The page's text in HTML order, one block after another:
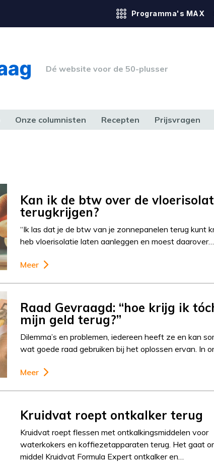
Programma's MAX
Dé website voor de 50-plusser
Onze columnisten Recepten Prijsvragen
Kan ik de btw over de
terugkrijgen?
“Ik las dat je de btw van je zonnepanelen terug kunt
heb vloerisolatie laten aanleggen en moest daarover…
Meer
Raad Gevraagd: “hoe krijg ik
mijn geld terug?”
Dilemma’s en problemen, iedereen heeft ze en kan
wat goede raad gebruiken bij het oplossen ervan. In
Meer
Kruidvat roept ontkalker terug
Kruidvat roept flessen met ontkalkingsmiddelen voor
waterkokers en koffiezetapparaten terug. Het gaat
middel Kruidvat Formula Expert ontkalker en…